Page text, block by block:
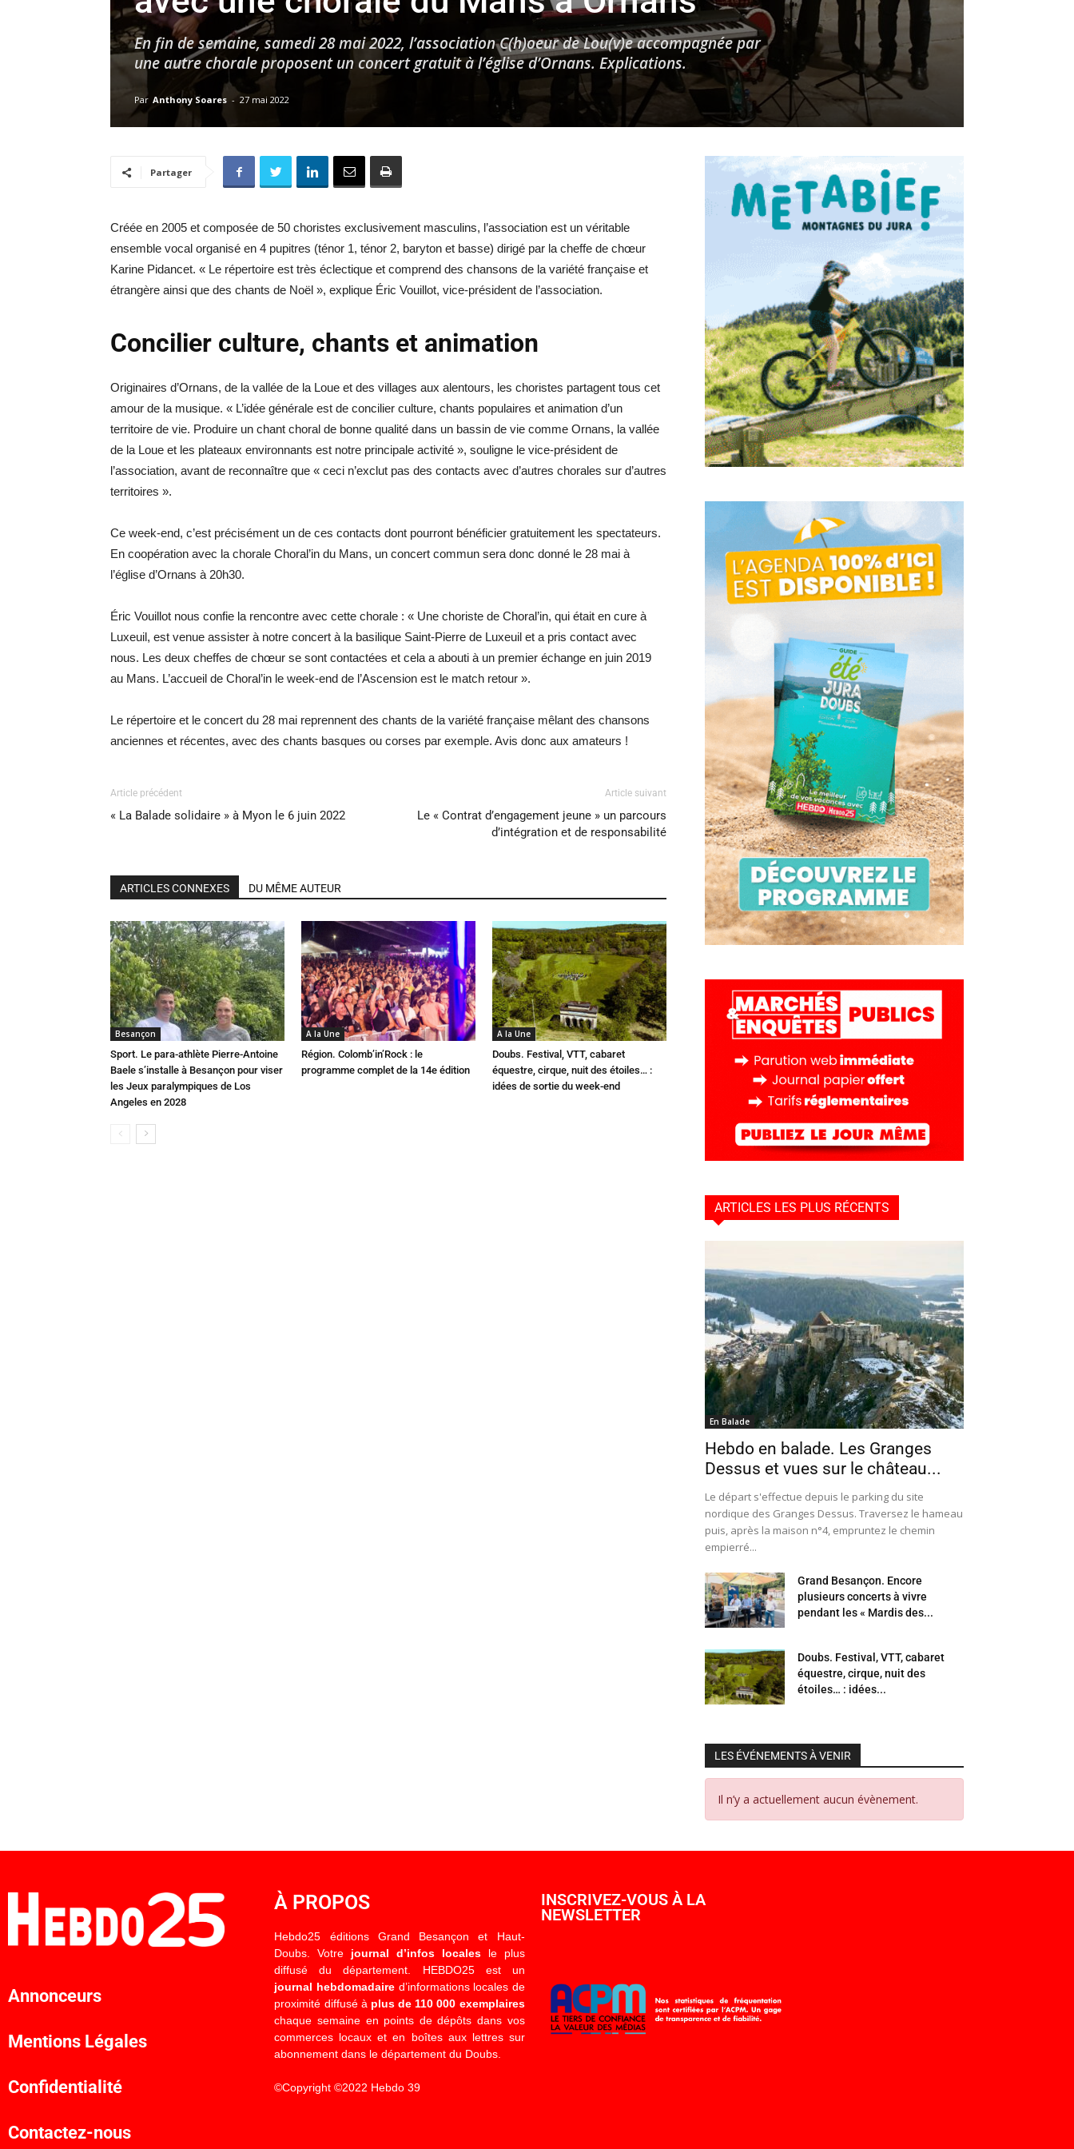
Hebdo25
En fin de semaine, samedi 28 mai 2022, l’association C(h)oeur de Lou(v)e accompagnée par
une autre chorale proposent un concert gratuit à l’église d’Ornans. Explications.
Par Anthony Soares - 27 mai 2022
Partager
Créée en 2005 et composée de 50 choristes exclusivement masculins, l’association est un véritable
ensemble vocal organisé en 4 pupitres (ténor 1, ténor 2, baryton et basse) dirigé par la cheffe de chœur
Karine Pidancet. « Le répertoire est très éclectique et comprend des chansons de la variété française et
étrangère ainsi que des chants de Noël », explique Éric Vouillot, vice-président de l’association.
Concilier culture, chants et animation
Originaires d’Ornans, de la vallée de la Loue et des villages aux alentours, les choristes partagent tous cet
amour de la musique. « L’idée générale est de concilier culture, chants populaires et animation d’un
territoire de vie. Produire un chant choral de bonne qualité dans un bassin de vie comme Ornans, la vallée
de la Loue et les plateaux environnants est notre principale activité », souligne le vice-président de
l’association, avant de reconnaître que « ceci n’exclut pas des contacts avec d’autres chorales sur d’autres
territoires ».
Ce week-end, c’est précisément un de ces contacts dont pourront bénéficier gratuitement les spectateurs.
En coopération avec la chorale Choral’in du Mans, un concert commun sera donc donné le 28 mai à
l’église d’Ornans à 20h30.
Éric Vouillot nous confie la rencontre avec cette chorale : « Une choriste de Choral’in, qui était en cure à
Luxeuil, est venue assister à notre concert à la basilique Saint-Pierre de Luxeuil et a pris contact avec
nous. Les deux cheffes de chœur se sont contactées et cela a abouti à un premier échange en juin 2019
au Mans. L’accueil de Choral’in le week-end de l’Ascension est le match retour ».
Le répertoire et le concert du 28 mai reprennent des chants de la variété française mêlant des chansons
anciennes et récentes, avec des chants basques ou corses par exemple. Avis donc aux amateurs !
Article précédent
« La Balade solidaire » à Myon le 6 juin 2022
Article suivant
Le « Contrat d’engagement jeune » un parcours
d’intégration et de responsabilité
ARTICLES CONNEXES DU MÊME AUTEUR
Besançon
Sport. Le para-athlète Pierre-Antoine
Baele s’installe à Besançon pour viser
les Jeux paralympiques de Los
Angeles en 2028
A la Une
Région. Colomb’in’Rock : le
programme complet de la 14e édition
A la Une
Doubs. Festival, VTT, cabaret
équestre, cirque, nuit des étoiles… :
idées de sortie du week-end
ARTICLES LES PLUS RÉCENTS
En Balade
Hebdo en balade. Les Granges
Dessus et vues sur le château...
Le départ s'effectue depuis le parking du site
nordique des Granges Dessus. Traversez le hameau
puis, après la maison n°4, empruntez le chemin
empierré...
Grand Besançon. Encore
plusieurs concerts à vivre
pendant les « Mardis des...
Doubs. Festival, VTT, cabaret
équestre, cirque, nuit des
étoiles… : idées...
LES ÉVÉNEMENTS À VENIR
Il n’y a actuellement aucun évènement.
Annonceurs
Mentions Légales
Confidentialité
Contactez-nous
À PROPOS
Hebdo25 éditions Grand Besançon et Haut-
Doubs. Votre journal d’infos localesle plus
diffusé du département. HEBDO25 est un
journal hebdomadaired’informations locales de
proximité diffusé à plus de 110 000 exemplaires
chaque semaine en points de dépôts dans vos
commerces locaux et en boîtes aux lettres sur
abonnement dans le département du Doubs.
©Copyright ©2022 Hebdo 39
INSCRIVEZ-VOUS À LA
NEWSLETTER